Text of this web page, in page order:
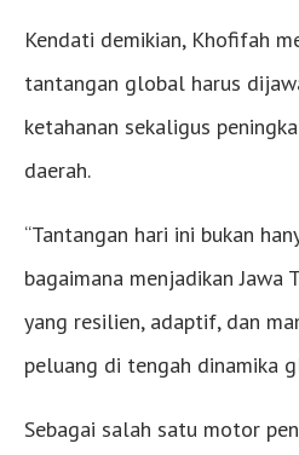
Kendati demikian, Khofifah
tantangan global harus
ketahanan sekaligus
daerah.
“Tantangan hari ini bukan
bagaimana menjadikan Jawa
yang resilien, adaptif, dan
peluang di tengah dinamika
Sebagai salah satu motor